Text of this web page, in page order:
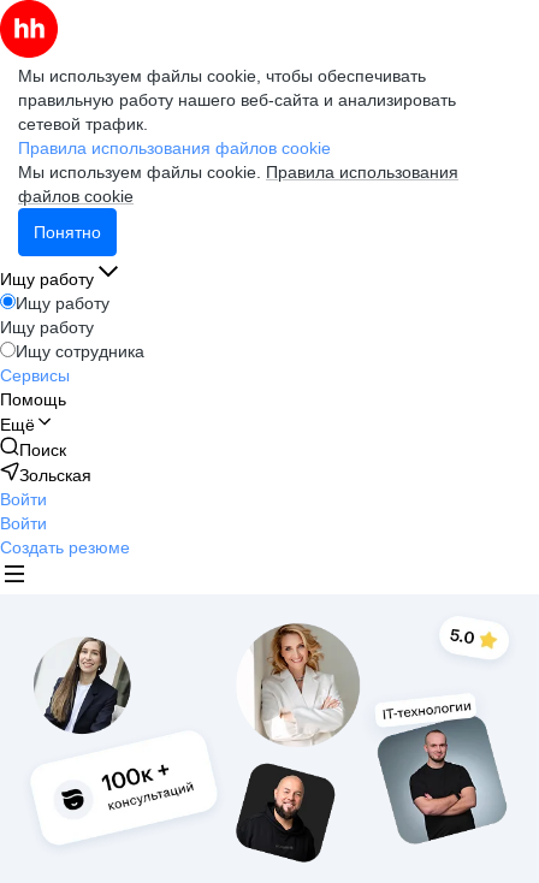
Мы используем файлы cookie, чтобы обеспечивать
правильную работу нашего веб-сайта и анализировать
сетевой трафик.
Правила использования файлов cookie
Мы используем файлы cookie. Правила использования
файлов cookie
Понятно
Ищу работу
Ищу работу
Ищу работу
Ищу сотрудника
Сервисы
Помощь
Ещё
Поиск
Зольская
Войти
Войти
Создать резюме